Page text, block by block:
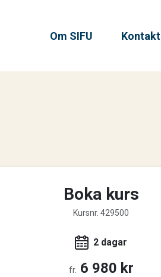
Om SIFU Kontakt
Boka kurs
Kursnr. 429500
2 dagar
fr. 6 980 kr